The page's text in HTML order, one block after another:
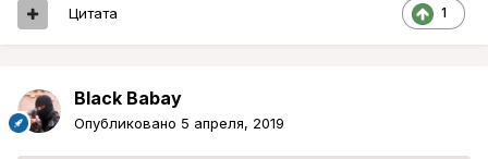
1
Цитата
Black Babay
Опубликовано 5 апреля, 2019